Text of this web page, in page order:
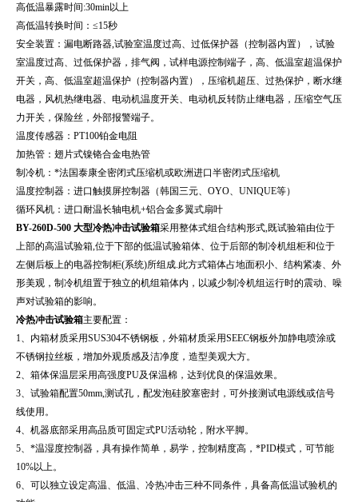
高低温暴露时间:30min以上
高低温转换时间：≤15秒
安全装置：漏电断路器,试验室温度过高、过低保护器（控制器内置），试验
室温度过高、过低保护器，排气阀，试样电源控制端子，高、低温室超温保护
开关，高、低温室超温保护（控制器内置），压缩机超压、过热保护，断水继
电器，风机热继电器、电动机温度开关、电动机反转防止继电器，压缩空气压
力开关，保险丝，外部报警端子。
温度传感器：PT100铂金电阻
加热管：翅片式镍铬合金电热管
制冷机：*法国泰康全密闭式压缩机或欧洲进口半密闭式压缩机
温度控制器：进口触摸屏控制器（韩国三元、OYO、UNIQUE等）
循环风机：进口耐温长轴电机+铝合金多翼式扇叶
BY-260D-500 大型冷热冲击试验箱采用整体式组合结构形式,既试验箱由位于
上部的高温试验箱,位于下部的低温试验箱体、位于后部的制冷机组柜和位于
左侧后板上的电器控制柜(系统)所组成.此方式箱体占地面积小、结构紧凑、外
形美观，制冷机组置于独立的机组箱体内，以减少制冷机组运行时的震动、噪
声对试验箱的影响。
冷热冲击试验箱主要配置：
1、内箱材质采用SUS304不锈钢板，外箱材质采用SEEC钢板外加静电喷涂或
不锈钢拉丝板，增加外观质感及洁净度，造型美观大方。
2、箱体保温层采用高强度PU及保温棉，达到优良的保温效果。
3、试验箱配置50mm,测试孔，配发泡硅胶塞密封，可外接测试电源线或信号
线使用。
4、机器底部采用高品质可固定式PU活动轮，附水平脚。
5、*温湿度控制器，具有操作简单，易学，控制精度高，*PID模式，可节能
10%以上。
6、可以独立设定高温、低温、冷热冲击三种不同条件，具备高低温试验机的